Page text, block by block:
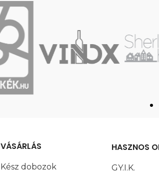
VÁSÁRLÁS
Kész dobozok
HASZNOS
GY.I.K.